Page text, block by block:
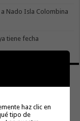
Nado Isla Colombina
tiene fecha
haz clic en
tipo de